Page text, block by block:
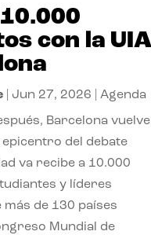
con la UIA
| Jun 27, 2026 Agenda
Barcelona vuelve
del debate
va recibe a 10.000
y líderes
de 130 países
Mundial de